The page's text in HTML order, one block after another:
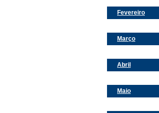
Fevereiro
Março
Abril
Maio